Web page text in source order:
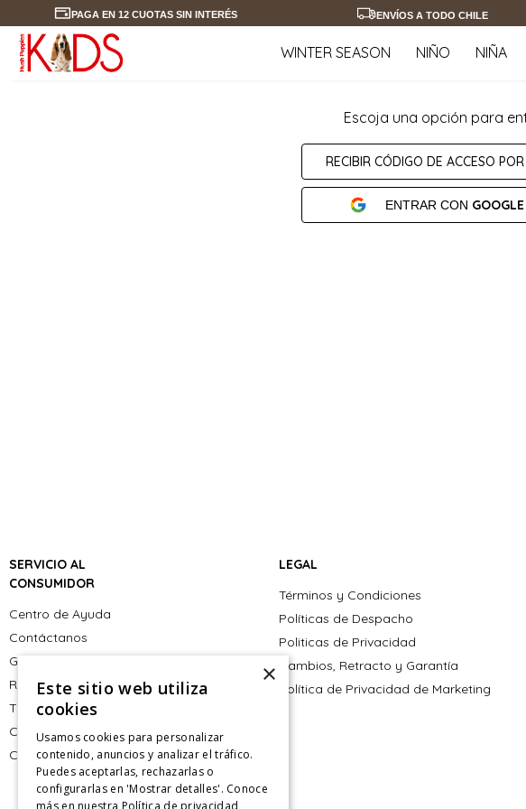
PAGA EN 12 CUOTAS SIN INTERÉS ENVÍOS A TODO CHILE
WINTER SEASON NIÑO NIÑA
Escoja una opción para
RECIBIR CÓDIGO DE ACCESO
ENTRAR CON GOOGLE
SERVICIO AL
CONSUMIDOR
Centro de Ayuda
Contáctanos
Giftcard
Retiro en tienda
Tiendas
CyberMonday
CyberDay
LEGAL
Términos y Condiciones
Políticas de Despacho
Politicas de Privacidad
Cambios, Retracto y Garantía
Política de Privacidad de Marketing
×
Este sitio web utiliza
cookies
Usamos cookies para personalizar
contenido, anuncios y analizar el tráfico.
Puedes aceptarlas, rechazarlas o
configurarlas en 'Mostrar detalles'. Conoce
más en nuestra Política de privacidad